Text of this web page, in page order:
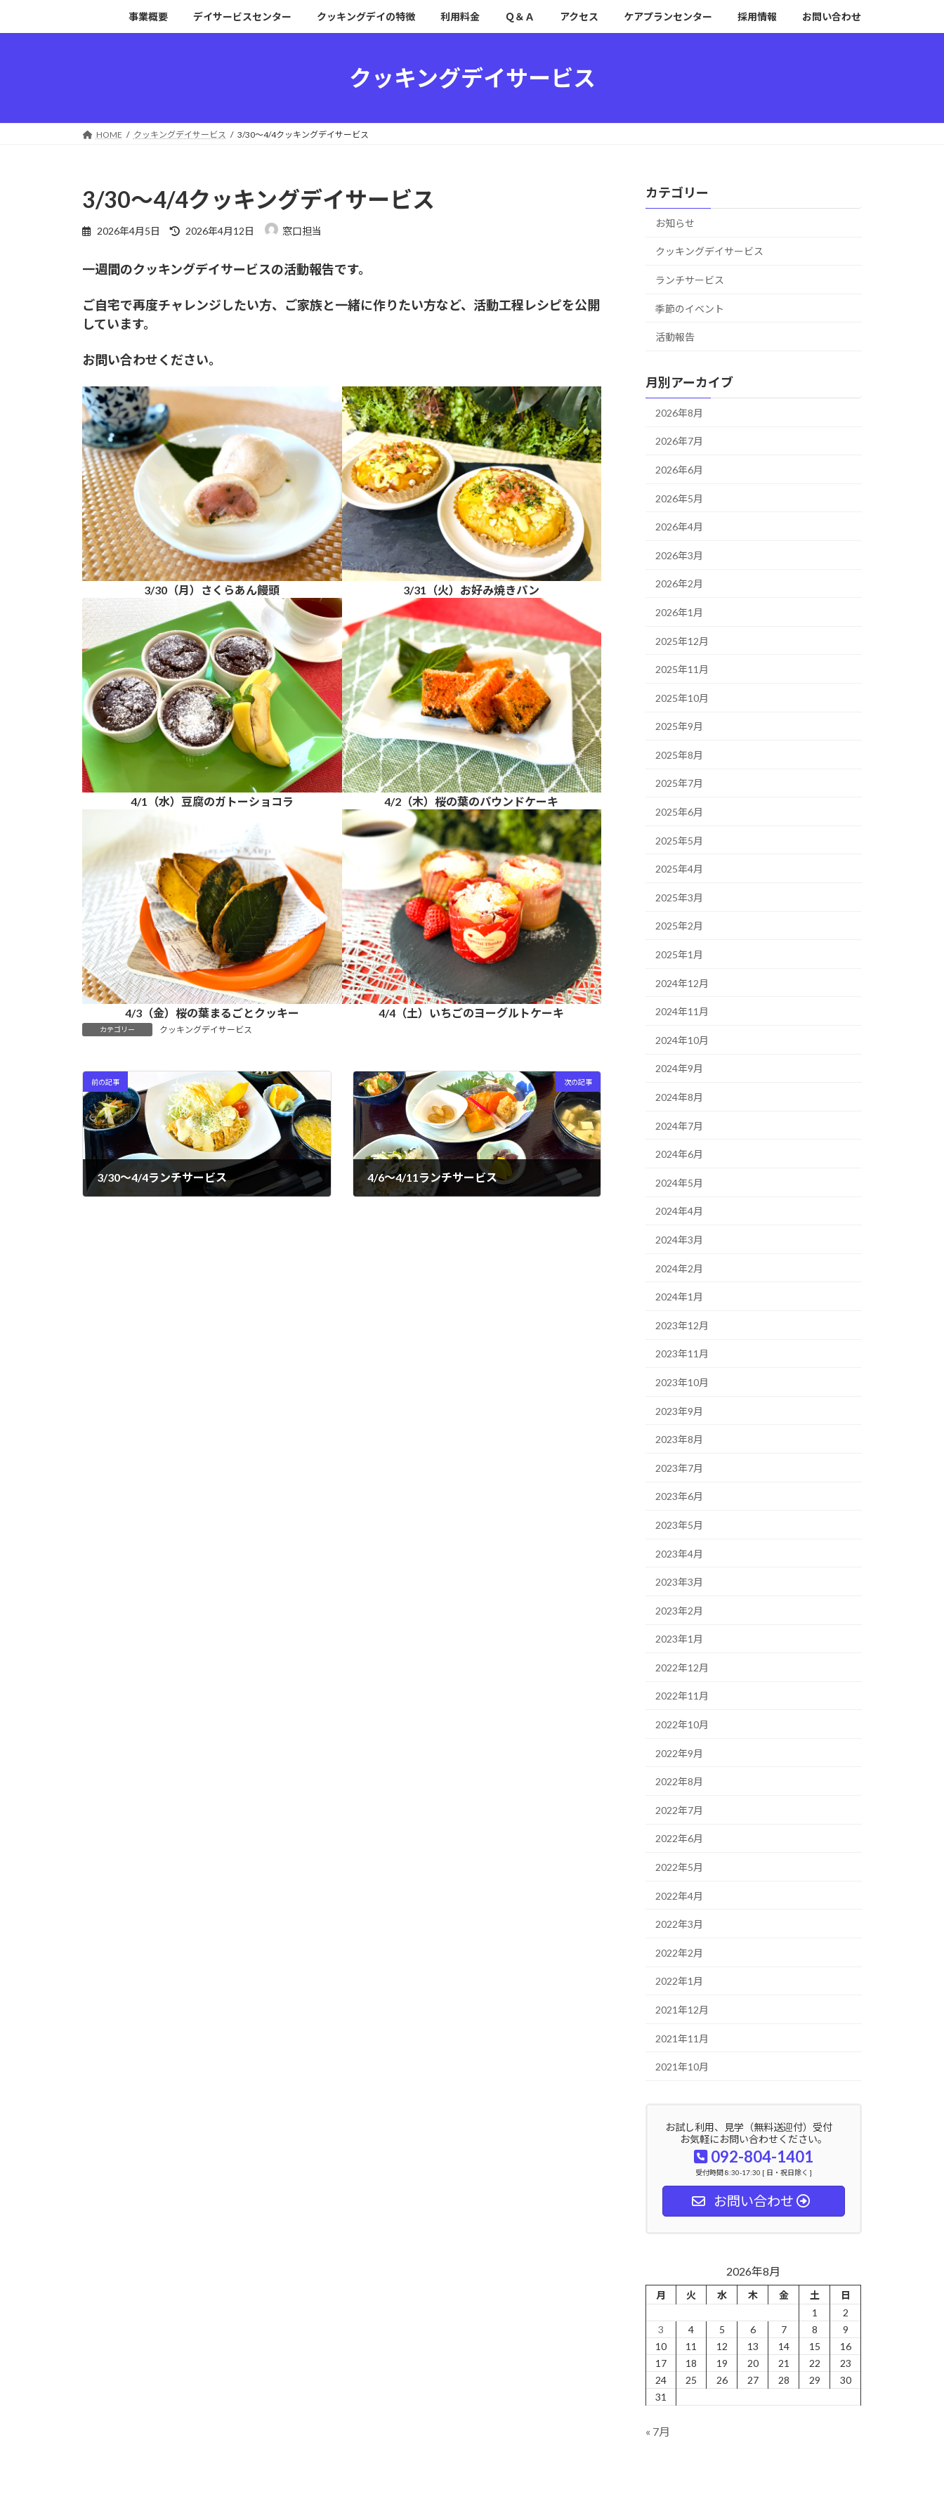
キ
に
事業概要 デイサービスセンター クッキングデイの特徴 利用料金 Ｑ＆Ａ アクセス ケアプランセンター 採用情報 お問い合わせ
クッキングデイサービス
HOME クッキングデイサービス 3/30～4/4クッキングデイサービス
3/30～4/4クッキングデイサービス
2026年4月5日
最
新
時
:
2026年4月12日 窓口担当
一週間のクッキングデイサービスの活動報告です。
ご自宅で再度チャレンジしたい方、ご家族と一緒に作りたい方など、活動工程レシピを公開
しています。
お問い合わせください。
3/30（月）さくらあん饅頭 3/31（火）お好み焼きパン
4/1（水）豆腐のガトーショコラ 4/2（木）桜の葉のパウンドケーキ
4/3（金）桜の葉まるごとクッキー 4/4（土）いちごのヨーグルトケーキ
カテゴリー クッキングデイサービス
前の記事
3/30～4/4ランチサービス
次の記事
4/6～4/11ランチサービス
カテゴリー
お知らせ
クッキングデイサービス
ランチサービス
季節のイベント
活動報告
月別アーカイブ
2026年8月
2026年7月
2026年6月
2026年5月
2026年4月
2026年3月
2026年2月
2026年1月
2025年12月
2025年11月
2025年10月
2025年9月
2025年8月
2025年7月
2025年6月
2025年5月
2025年4月
2025年3月
2025年2月
2025年1月
2024年12月
2024年11月
2024年10月
2024年9月
2024年8月
2024年7月
2024年6月
2024年5月
2024年4月
2024年3月
2024年2月
2024年1月
2023年12月
2023年11月
2023年10月
2023年9月
2023年8月
2023年7月
2023年6月
2023年5月
2023年4月
2023年3月
2023年2月
2023年1月
2022年12月
2022年11月
2022年10月
2022年9月
2022年8月
2022年7月
2022年6月
2022年5月
2022年4月
2022年3月
2022年2月
2022年1月
2021年12月
2021年11月
2021年10月
お試し利用、見学（無料送迎付）受付
お気軽にお問い合わせください。
092-804-1401
受付時間 8:30-17:30 [ 日・祝日除く ]
お問い合わせ
2026年8月
月 火 水 木 金 土
日
1
2
3
4 5 6 7 8
9
10
11 12 13 14 15
16
17
18 19 20 21 22
23
24
25 26 27 28 29
30
31
« 7月